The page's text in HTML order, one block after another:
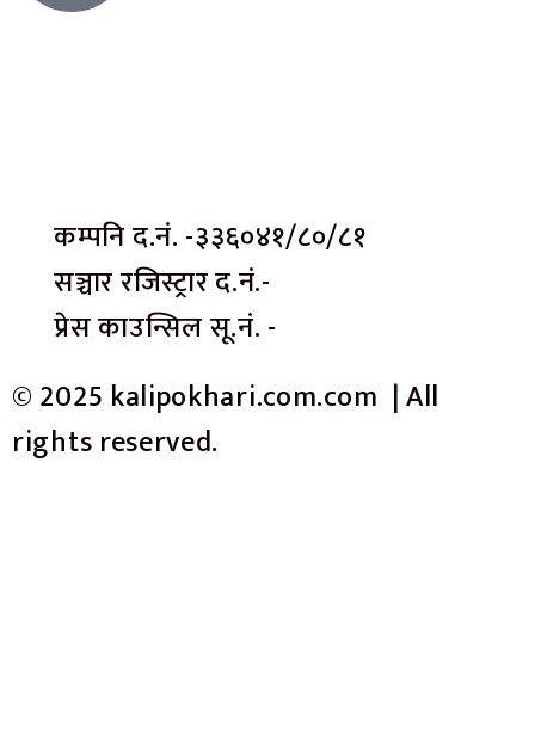
कम्पनि द.नं. -३३६०४१/८०/८१
सञ्चार रजिस्ट्रार द.नं.-
प्रेस काउन्सिल सू.नं. -
© 2025 kalipokhari.com.com | All
rights reserved.